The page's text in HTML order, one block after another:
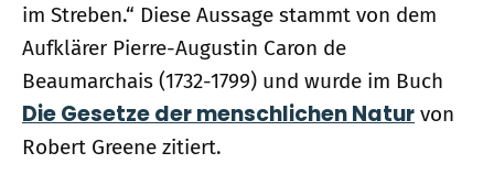
im Streben.“ Diese Aussage stammt von dem
Aufklärer Pierre-Augustin Caron de
Beaumarchais (1732-1799) und wurde im Buch
Die Gesetze der menschlichen Natur von
Robert Greene zitiert.